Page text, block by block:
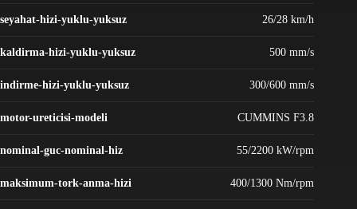
seyahat-hizi-yuklu-yuksuz 26/28 km/h
kaldirma-hizi-yuklu-yuksuz 500 mm/s
indirme-hizi-yuklu-yuksuz 300/600 mm/s
motor-ureticisi-modeli CUMMINS F3.8
nominal-guc-nominal-hiz 55/2200 kW/rpm
maksimum-tork-anma-hizi 400/1300 Nm/rpm